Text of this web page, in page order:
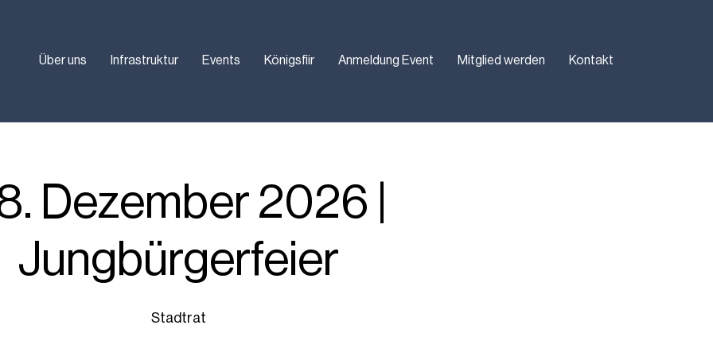
Über uns Infrastruktur Events Königsfiir Anmeldung Event Mitglied werden Kontakt
Dezember 2026 |
Jungbürgerfeier
Stadtrat